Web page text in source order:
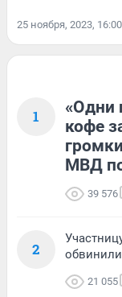
25 ноября, 2023, 16:00
1
«Одни
кофе
МВД
39 576
2
21 055